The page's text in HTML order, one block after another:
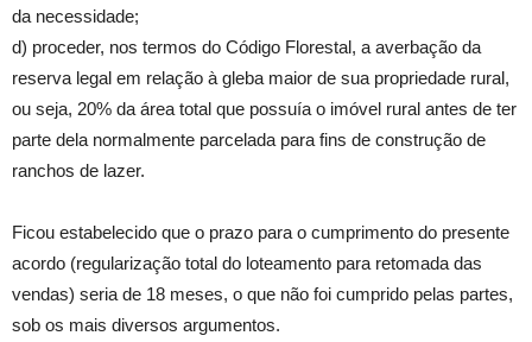
da necessidade;
d) proceder, nos termos do Código Florestal, a averbação da
reserva legal em relação à gleba maior de sua propriedade rural,
ou seja, 20% da área total que possuía o imóvel rural antes de ter
parte dela normalmente parcelada para fins de construção de
ranchos de lazer.
Ficou estabelecido que o prazo para o cumprimento do presente
acordo (regularização total do loteamento para retomada das
vendas) seria de 18 meses, o que não foi cumprido pelas partes,
sob os mais diversos argumentos.